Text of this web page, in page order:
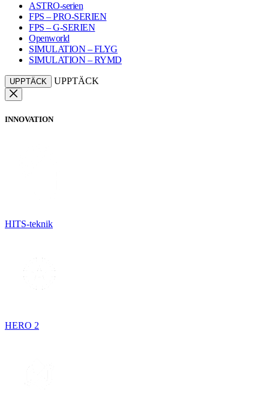
ASTRO-serien
FPS – PRO-SERIEN
FPS – G-SERIEN
Openworld
SIMULATION – FLYG
SIMULATION – RYMD
UPPTÄCK UPPTÄCK
INNOVATION
HITS-teknik
HERO 2